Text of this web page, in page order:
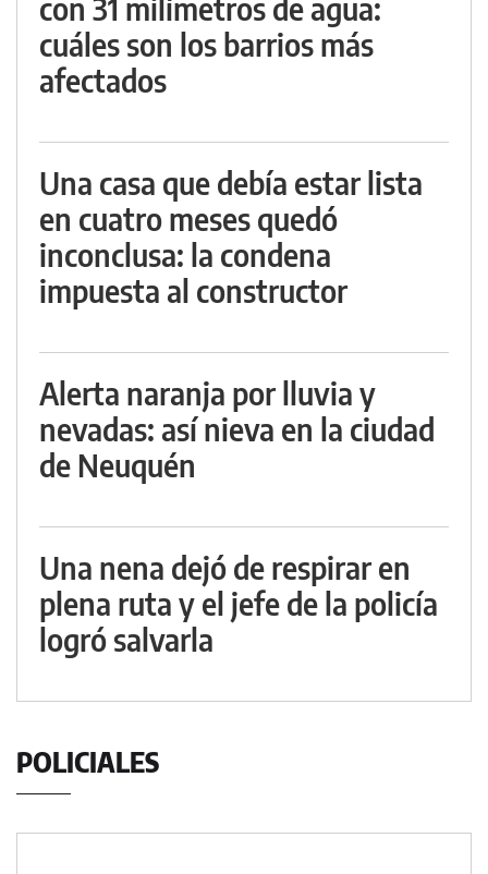
con 31 milímetros de agua:
cuáles son los barrios más
afectados
Una casa que debía estar lista
en cuatro meses quedó
inconclusa: la condena
impuesta al constructor
Alerta naranja por lluvia y
nevadas: así nieva en la ciudad
de Neuquén
Una nena dejó de respirar en
plena ruta y el jefe de la policía
logró salvarla
POLICIALES